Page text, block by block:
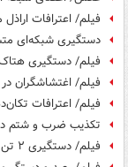
فیلم/ اعترافات
دستگیری شبکه‌ای
فیلم/ دستگیری
فیلم/ اغتشاشگران
فیلم/ اعترافات
تکذیب ضرب و شتم
فیلم/ دستگیری ۲ تن از لیدرهای اغتشاشات اخیر سنندج